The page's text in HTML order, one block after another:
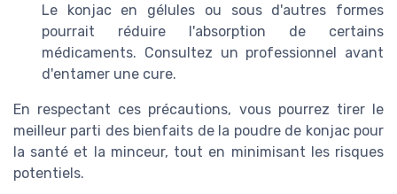
Le konjac en gélules ou sous d'autres formes
pourrait réduire l'absorption de certains
médicaments. Consultez un professionnel avant
d'entamer une cure.
En respectant ces précautions, vous pourrez tirer le
meilleur parti des bienfaits de la poudre de konjac pour
la santé et la minceur, tout en minimisant les risques
potentiels.